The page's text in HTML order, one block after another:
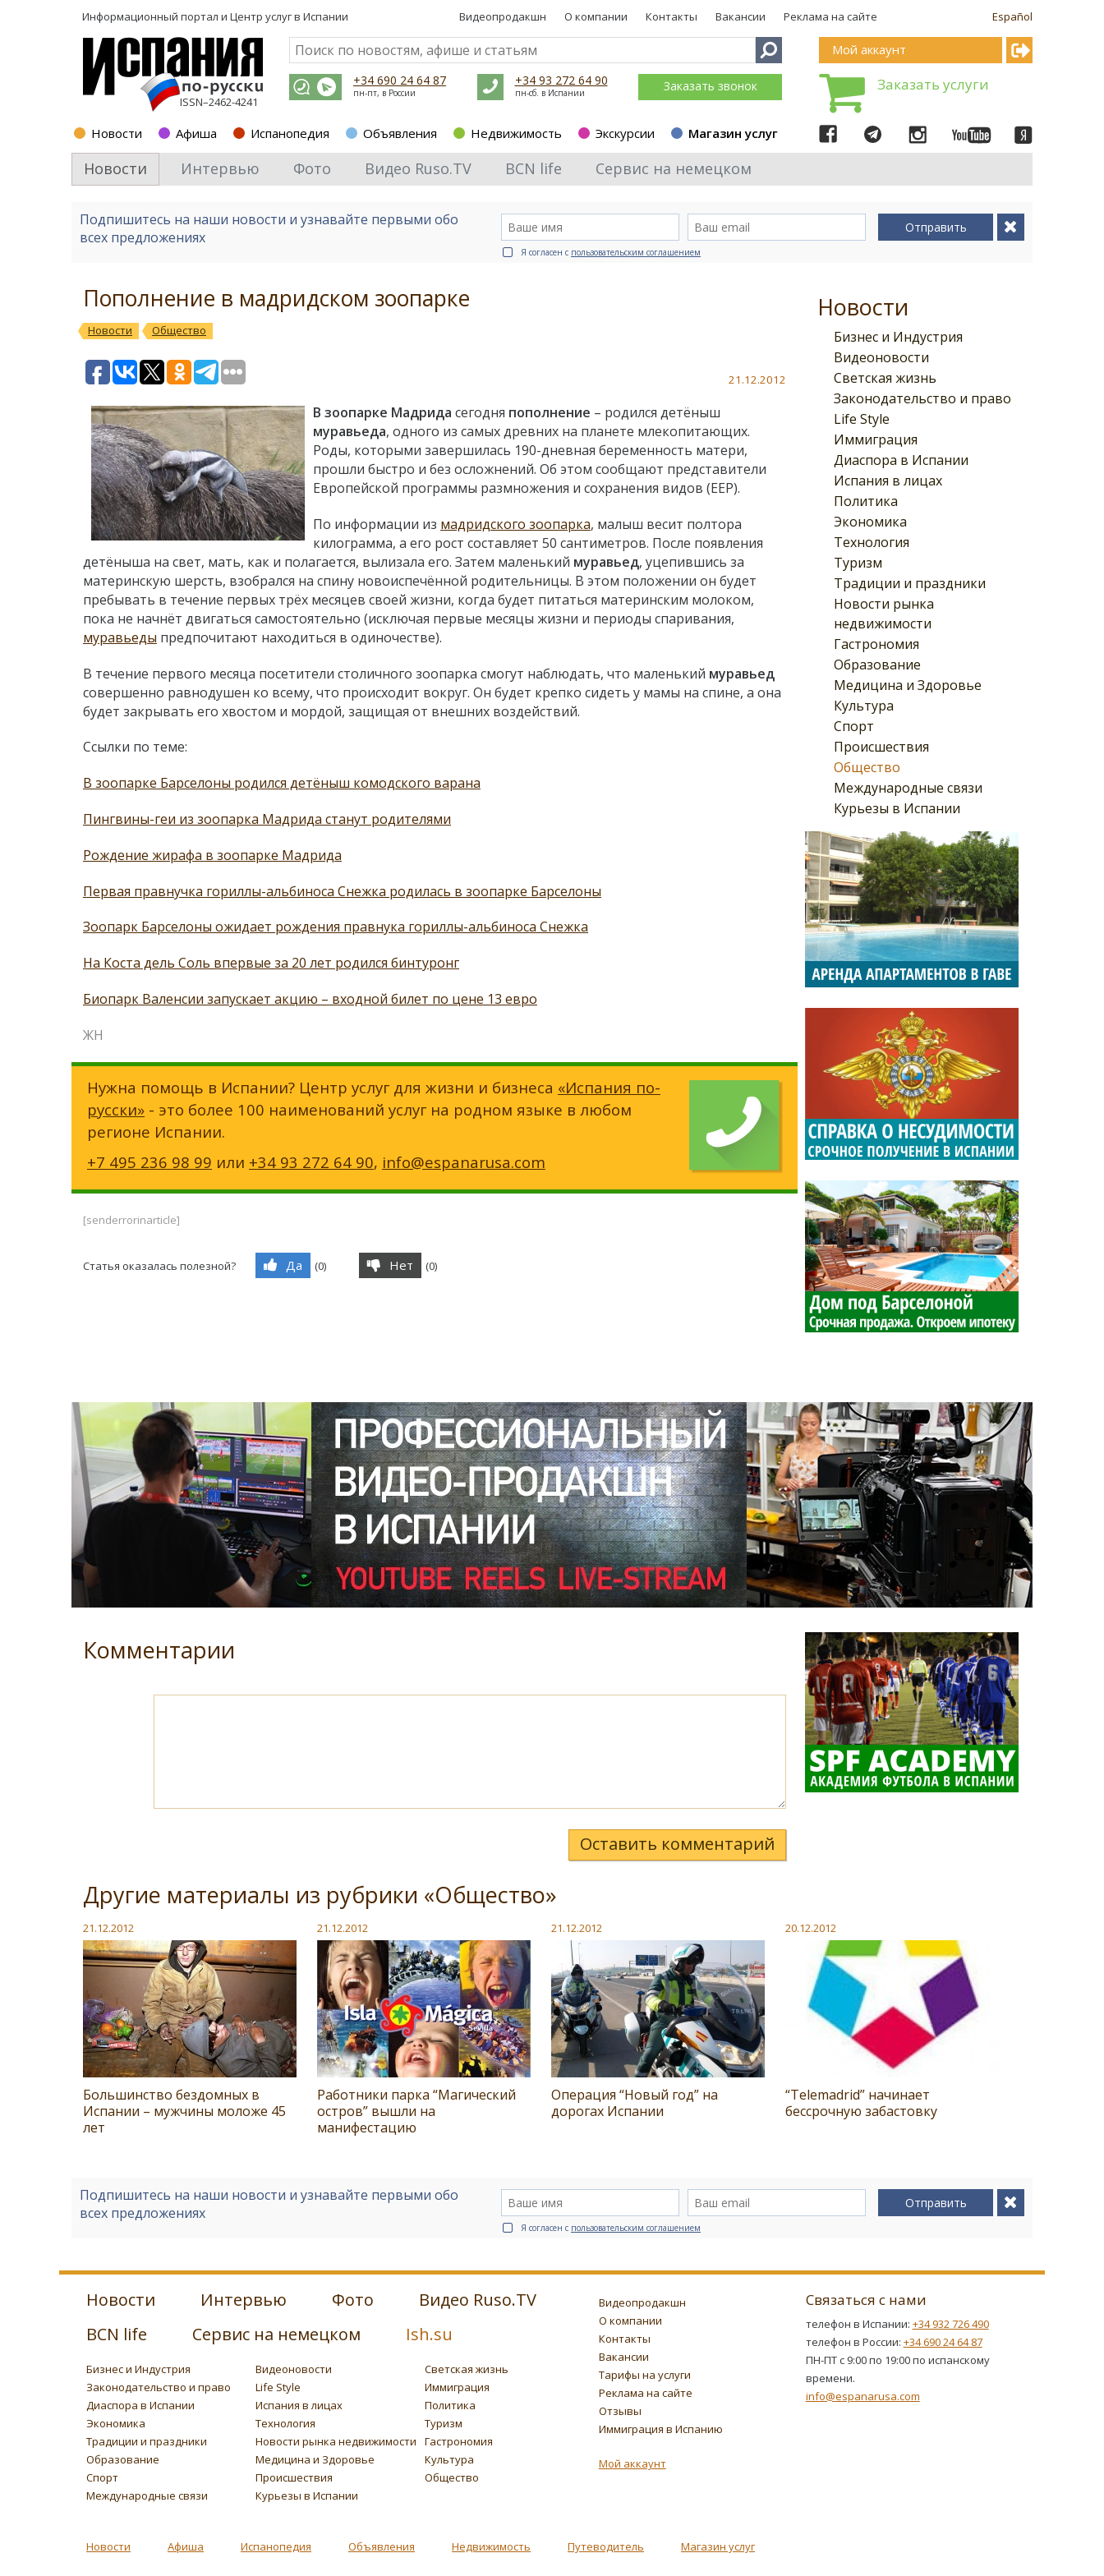
Информационный портал и Центр услуг в Испании Español
Видеопродакшн О компании Контакты Вакансии Реклама на сайте
ISSN–2462-4241
+34 690 24 64 87
пн-пт, в России
+34 93 272 64 90
пн-сб. в Испании Заказать звонок
Новости Афиша Испанопедия Объявления Недвижимость Экскурсии Магазин услуг
Мой аккаунт
Заказать услуги
Новости Интервью Фото Видео Ruso.TV BCN life Сервис на немецком
Подпишитесь на наши новости и узнавайте первыми обо
всех предложениях
Отправить
Я согласен с пользовательским соглашением
Новости
Бизнес и Индустрия
Видеоновости
Светская жизнь
Законодательство и право
Life Style
Иммиграция
Диаспора в Испании
Испания в лицах
Политика
Экономика
Технология
Туризм
Традиции и праздники
Новости рынка
недвижимости
Гастрономия
Образование
Медицина и Здоровье
Культура
Спорт
Происшествия
Общество
Международные связи
Курьезы в Испании
Пополнение в мадридском зоопарке
Новости Общество
21.12.2012
В зоопарке Мадрида сегодня пополнение – родился детёныш
муравьеда, одного из самых древних на планете млекопитающих.
Роды, которыми завершилась 190-дневная беременность матери,
прошли быстро и без осложнений. Об этом сообщают представители
Европейской программы размножения и сохранения видов (ЕЕР).
По информации из мадридского зоопарка, малыш весит полтора
килограмма, а его рост составляет 50 сантиметров. После появления
детёныша на свет, мать, как и полагается, вылизала его. Затем маленький муравьед, уцепившись за
материнскую шерсть, взобрался на спину новоиспечённой родительницы. В этом положении он будет
пребывать в течение первых трёх месяцев своей жизни, когда будет питаться материнским молоком,
пока не начнёт двигаться самостоятельно (исключая первые месяцы жизни и периоды спаривания,
муравьеды предпочитают находиться в одиночестве).
В течение первого месяца посетители столичного зоопарка смогут наблюдать, что маленький муравьед
совершенно равнодушен ко всему, что происходит вокруг. Он будет крепко сидеть у мамы на спине, а она
будет закрывать его хвостом и мордой, защищая от внешних воздействий.
Ссылки по теме:
В зоопарке Барселоны родился детёныш комодского варана
Пингвины-геи из зоопарка Мадрида станут родителями
Рождение жирафа в зоопарке Мадрида
Первая правнучка гориллы-альбиноса Снежка родилась в зоопарке Барселоны
Зоопарк Барселоны ожидает рождения правнука гориллы-альбиноса Снежка
На Коста дель Соль впервые за 20 лет родился бинтуронг
Биопарк Валенсии запускает акцию – входной билет по цене 13 евро
ЖН
Нужна помощь в Испании? Центр услуг для жизни и бизнеса «Испания по-
русски» - это более 100 наименований услуг на родном языке в любом
регионе Испании.
+7 495 236 98 99 или +34 93 272 64 90, info@espanarusa.com
[senderrorinarticle]
Статья оказалась полезной? Да (0) Нет (0)
Комментарии
Оставить комментарий
Другие материалы из рубрики «Общество»
21.12.2012
Большинство бездомных в
Испании – мужчины моложе 45
лет
21.12.2012
Работники парка “Магический
остров” вышли на
манифестацию
21.12.2012
Операция “Новый год” на
дорогах Испании
20.12.2012
“Telemadrid” начинает
бессрочную забастовку
Подпишитесь на наши новости и узнавайте первыми обо
всех предложениях
Отправить
Я согласен с пользовательским соглашением
Новости Интервью Фото
Видео Ruso.TV
BCN life
Сервис на немецком Ish.su
Бизнес и Индустрия Видеоновости
Светская жизнь
Законодательство и право
Life Style
Иммиграция
Диаспора в Испании
Испания в лицах
Политика
Экономика
Технология
Туризм
Традиции и праздники
Новости рынка недвижимости
Гастрономия
Образование
Медицина и Здоровье
Культура
Спорт
Происшествия
Общество
Международные связи
Курьезы в Испании
Видеопродакшн
О компании
Контакты
Вакансии
Тарифы на услуги
Реклама на сайте
Отзывы
Иммиграция в Испанию
Мой аккаунт
Связаться с нами
телефон в Испании: +34 932 726 490
телефон в России: +34 690 24 64 87
ПН-ПТ с 9:00 по 19:00 по испанскому
времени.
info@espanarusa.com
Новости Афиша Испанопедия Объявления Недвижимость Путеводитель Магазин услуг